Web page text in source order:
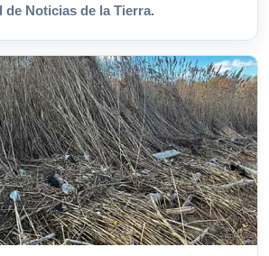
Noticias de la Tierra.